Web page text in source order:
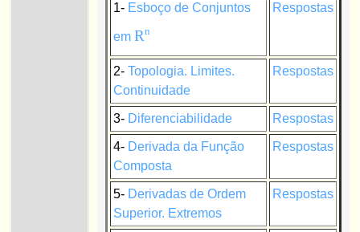
1- Esboço de Conjuntos
em Rn
Respostas
2- Topologia. Limites.
Continuidade
Respostas
3- Diferenciabilidade Respostas
4- Derivada da Função
Composta
Respostas
5- Derivadas de Ordem
Superior. Extremos
Respostas